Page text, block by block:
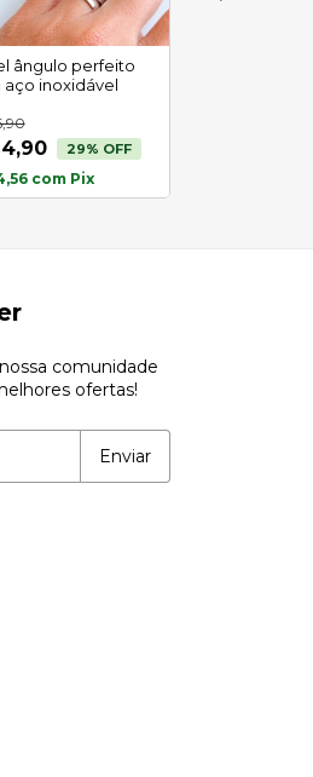
ângulo perfeito
aço inoxidável
29% OFF
com Pix
comunidade
ofertas!